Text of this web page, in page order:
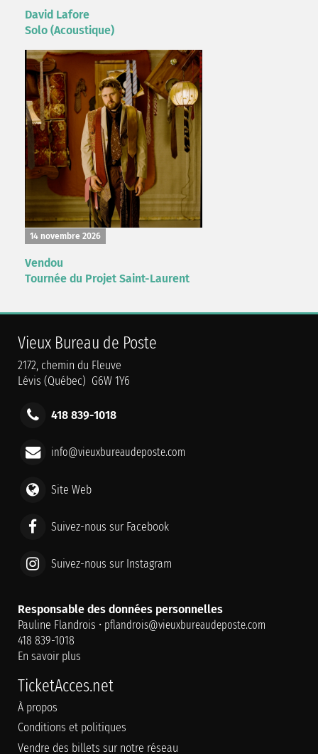
David Lafore
Solo (Acoustique)
14 novembre 2026
Vendou
Tournée du Projet Saint-Laurent
Vieux Bureau de Poste
2172, chemin du Fleuve
Lévis (Québec) G6W 1Y6
418 839-1018
info@vieuxbureaudeposte.com
Site Web
Suivez-nous sur Facebook
Suivez-nous sur Instagram
Responsable des données personnelles
Pauline Flandrois • pflandrois@vieuxbureaudeposte.com
418 839-1018
En savoir plus
TicketAcces.net
À propos
Conditions et politiques
Vendre des billets sur notre réseau